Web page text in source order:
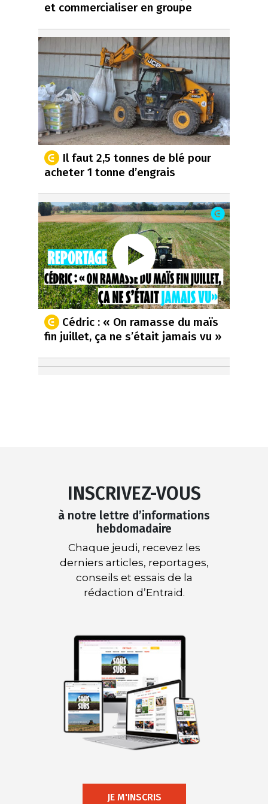
et commercialiser en groupe
Il faut 2,5 tonnes de blé pour
acheter 1 tonne d’engrais
Cédric : « On ramasse du maïs
fin juillet, ça ne s’était jamais vu »
INSCRIVEZ-VOUS
à notre lettre d’informations
hebdomadaire
Chaque jeudi, recevez les
derniers articles, reportages,
conseils et essais de la
rédaction d’Entraid.
JE M'INSCRIS